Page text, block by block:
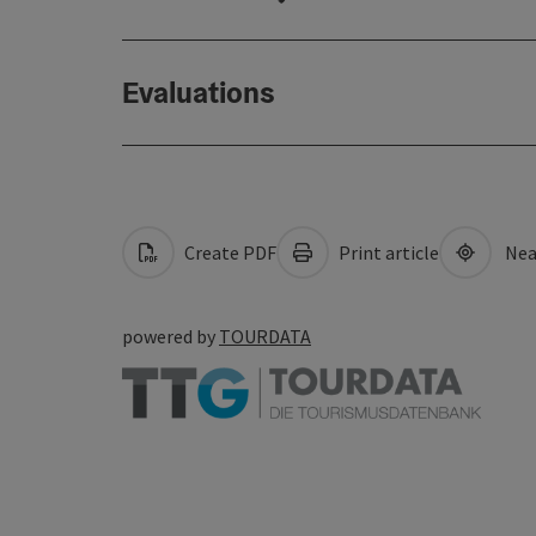
Evaluations
Create PDF Print article
powered by TOURDATA